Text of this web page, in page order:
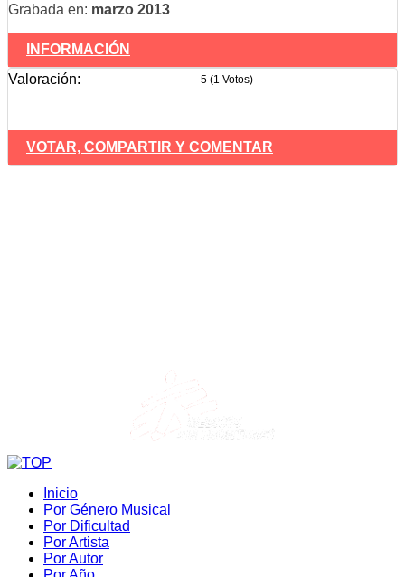
Grabada en: marzo 2013
INFORMACIÓN
Valoración:
5 (1 Votos)
VOTAR, COMPARTIR Y COMENTAR
Inicio
Por Género Musical
Por Dificultad
Por Artista
Por Autor